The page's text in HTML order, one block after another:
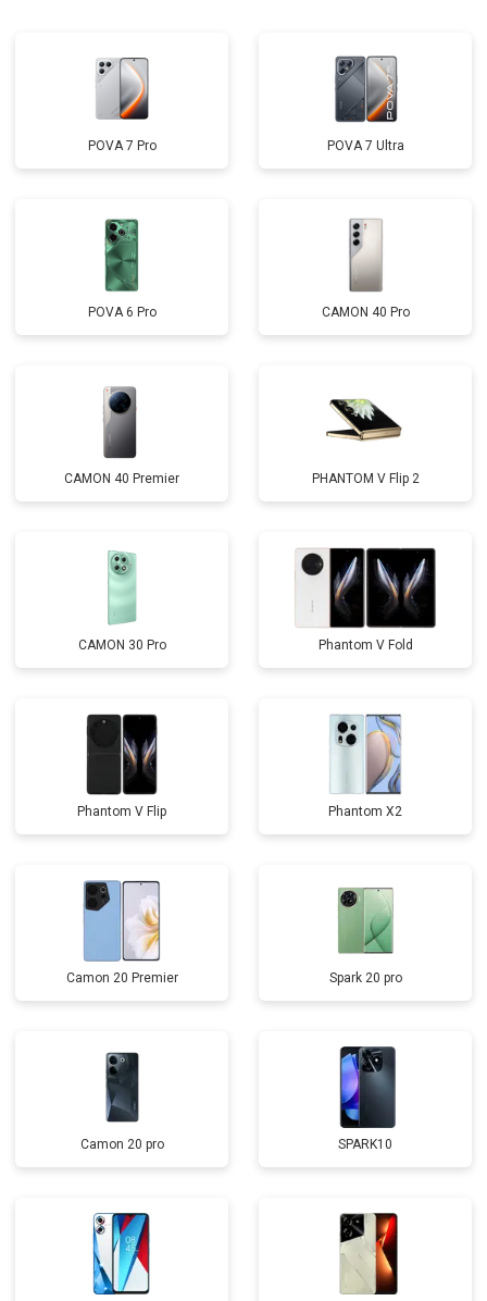
POVA 7 Pro POVA 7 Ultra
POVA 6 Pro CAMON 40 Pro
CAMON 40 Premier PHANTOM V Flip 2
CAMON 30 Pro Phantom V Fold
Phantom V Flip Phantom X2
Camon 20 Premier Spark 20 pro
Camon 20 pro SPARK10